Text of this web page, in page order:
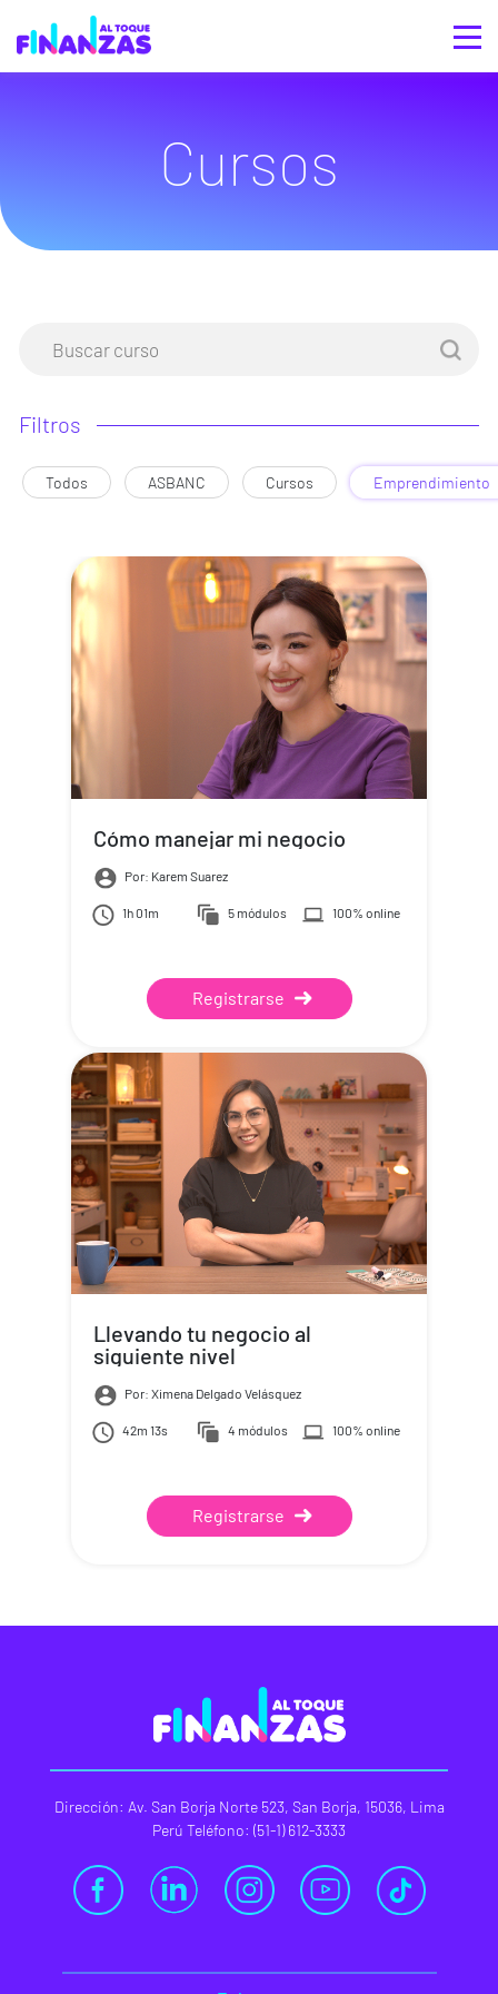
Cursos
Filtros
Todos ASBANC Cursos Emprendimiento
Cómo manejar mi negocio
Por: Karem Suarez
1h 01m 5 módulos 100% online
Registrarse
Llevando tu negocio al
siguiente nivel
Por: Ximena Delgado Velásquez
42m 13s 4 módulos 100% online
Registrarse
Dirección: Av. San Borja Norte 523, San Borja, 15036, Lima
Perú Teléfono: (51-1) 612-3333